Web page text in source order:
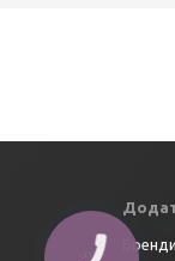
Бренди